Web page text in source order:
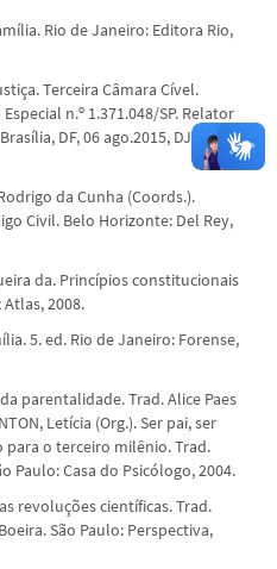
Rio de Janeiro: Editora Rio,
Terceira Câmara Cível.
n.º 1.371.048/SP. Relator
DF, 06 ago.2015, DJe 12
da Cunha (Coords.).
Civil. Belo Horizonte: Del Rey,
da. Princípios constitucionais
2008.
5. ed. Rio de Janeiro: Forense,
parentalidade. Trad. Alice Paes
Letícia (Org.). Ser pai, ser
o terceiro milênio. Trad.
Paulo: Casa do Psicólogo, 2004.
revoluções científicas. Trad.
São Paulo: Perspectiva,